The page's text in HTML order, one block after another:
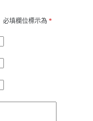
必填欄位標示為 *